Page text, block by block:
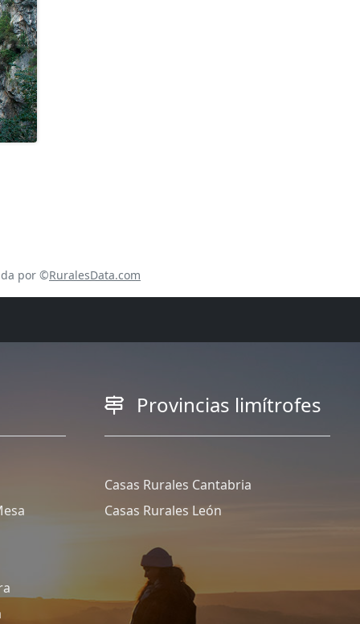
por ©RuralesData.com
Provincias limítrofes
Casas Rurales Cantabria
Casas Rurales León